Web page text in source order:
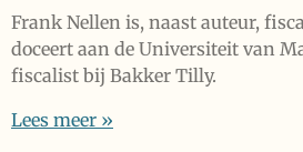
Frank Nellen is, naast auteur,
doceert aan de Universiteit van
fiscalist bij Bakker Tilly.
Lees meer »